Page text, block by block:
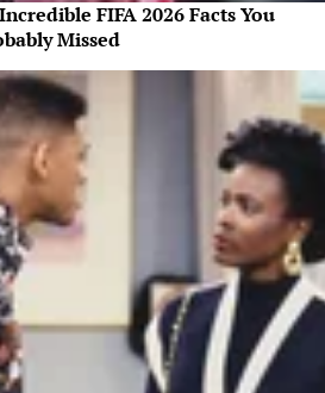
FIFA 2026 Facts You
Missed